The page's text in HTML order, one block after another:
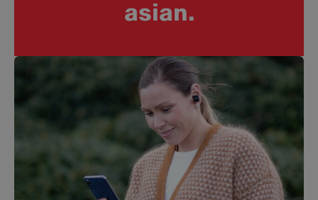
asian.